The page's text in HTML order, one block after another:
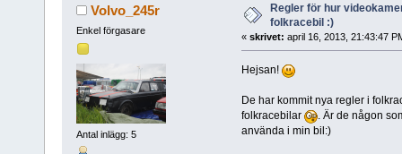
Volvo_245r
Enkel förgasare
Antal inlägg: 5
Regler för hur
folkracebil :)
« skrivet: april 16, 2013, 21:43:47
Hejsan!
De har kommit nya regler i
folkracebilar
. Är de någon
använda i min bil:)